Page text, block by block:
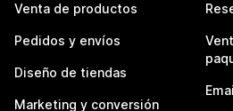
Venta de productos
Pedidos y envíos
Diseño de tiendas
Marketing y conversión